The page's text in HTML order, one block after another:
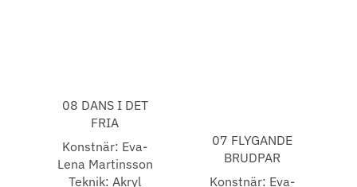
08 DANS I DET
FRIA
Konstnär: Eva-
Lena Martinsson
Teknik: Akryl
07 FLYGANDE
BRUDPAR
Konstnär: Eva-